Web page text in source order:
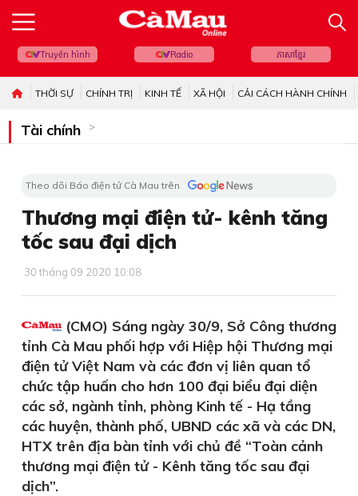
Truyền hình Radio ភាសាខ្មែរ
THỜI SỰ CHÍNH TRỊ KINH TẾ XÃ HỘI CẢI CÁCH HÀNH CHÍNH
Tài chính
Theo dõi Báo điện tử Cà Mau trên
Thương mại điện tử- kênh tăng
tốc sau đại dịch
30 tháng 09 2020 10:08
(CMO) Sáng ngày 30/9, Sở Công thương
tỉnh Cà Mau phối hợp với Hiệp hội Thương mại
điện tử Việt Nam và các đơn vị liên quan tổ
chức tập huấn cho hơn 100 đại biểu đại diện
các sở, ngành tỉnh, phòng Kinh tế - Hạ tầng
các huyện, thành phố, UBND các xã và các DN,
HTX trên địa bàn tỉnh với chủ đề “Toàn cảnh
thương mại điện tử - Kênh tăng tốc sau đại
dịch”.